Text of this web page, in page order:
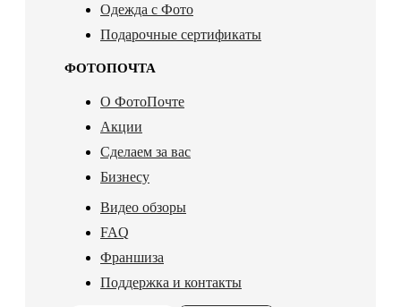
Одежда с Фото
Подарочные сертификаты
ФОТОПОЧТА
О ФотоПочте
Акции
Сделаем за вас
Бизнесу
Видео обзоры
FAQ
Франшиза
Поддержка и контакты